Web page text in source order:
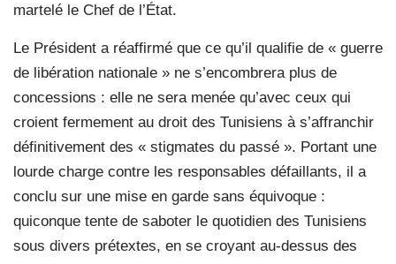
martelé le Chef de l’État.
Le Président a réaffirmé que ce qu’il qualifie de « guerre
de libération nationale » ne s’encombrera plus de
concessions : elle ne sera menée qu’avec ceux qui
croient fermement au droit des Tunisiens à s’affranchir
définitivement des « stigmates du passé ». Portant une
lourde charge contre les responsables défaillants, il a
conclu sur une mise en garde sans équivoque :
quiconque tente de saboter le quotidien des Tunisiens
sous divers prétextes, en se croyant au-dessus des